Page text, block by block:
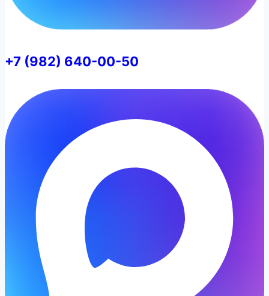
+7 (982) 640-00-50